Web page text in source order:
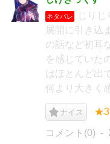
ネタバレ
じりじ
展開に引き込
の話など初耳
を感じていた
はほとんど出
何より大きく
ナイス
コメント(0)